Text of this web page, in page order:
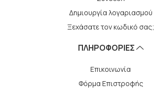
Δημιουργία λογαριασμού
Ξεχάσατε τον κωδικό σας;
ΠΛΗΡΟΦΟΡΙΕΣ
Επικοινωνία
Φόρμα Επιστροφής